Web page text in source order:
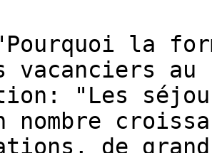
la
vacanciers
"Les
nombre
de